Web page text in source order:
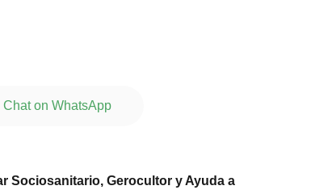
Chat on WhatsApp
Sociosanitario, Gerocultor y Ayuda a